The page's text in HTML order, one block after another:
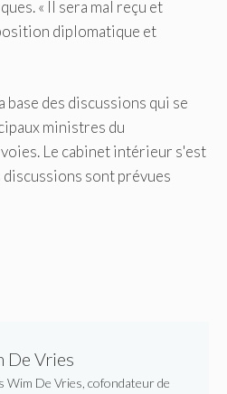
« Il sera mal reçu et
diplomatique et
base des discussions qui se
ministres du
Le cabinet intérieur s'est
sont prévues
De Vries
Wim De Vries, cofondateur de